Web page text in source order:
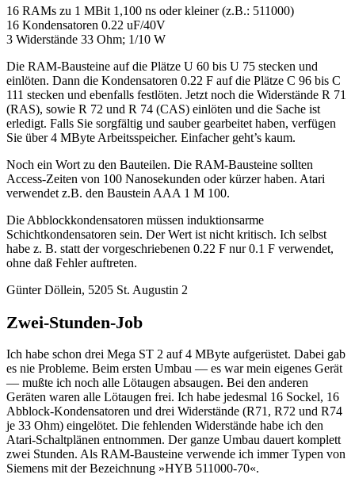
16 RAMs zu 1 MBit 1,100 ns oder kleiner (z.B.: 511000)
16 Kondensatoren 0.22 uF/40V
3 Widerstände 33 Ohm; 1/10 W
Die RAM-Bausteine auf die Plätze U 60 bis U 75 stecken und
einlöten. Dann die Kondensatoren 0.22 F auf die Plätze C 96 bis C
111 stecken und ebenfalls festlöten. Jetzt noch die Widerstände R 71
(RAS), sowie R 72 und R 74 (CAS) einlöten und die Sache ist
erledigt. Falls Sie sorgfältig und sauber gearbeitet haben, verfügen
Sie über 4 MByte Arbeitsspeicher. Einfacher geht’s kaum.
Noch ein Wort zu den Bauteilen. Die RAM-Bausteine sollten
Access-Zeiten von 100 Nanosekunden oder kürzer haben. Atari
verwendet z.B. den Baustein AAA 1 M 100.
Die Abblockkondensatoren müssen induktionsarme
Schichtkondensatoren sein. Der Wert ist nicht kritisch. Ich selbst
habe z. B. statt der vorgeschriebenen 0.22 F nur 0.1 F verwendet,
ohne daß Fehler auftreten.
Günter Döllein, 5205 St. Augustin 2
Zwei-Stunden-Job
Ich habe schon drei Mega ST 2 auf 4 MByte aufgerüstet. Dabei gab
es nie Probleme. Beim ersten Umbau — es war mein eigenes Gerät
— mußte ich noch alle Lötaugen absaugen. Bei den anderen
Geräten waren alle Lötaugen frei. Ich habe jedesmal 16 Sockel, 16
Abblock-Kondensatoren und drei Widerstände (R71, R72 und R74
je 33 Ohm) eingelötet. Die fehlenden Widerstände habe ich den
Atari-Schaltplänen entnommen. Der ganze Umbau dauert komplett
zwei Stunden. Als RAM-Bausteine verwende ich immer Typen von
Siemens mit der Bezeichnung »HYB 511000-70«.